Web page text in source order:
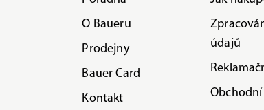
O Baueru
Prodejny
Bauer Card
Kontakt
údajů